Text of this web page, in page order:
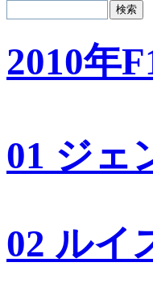
2010年
01 ジェ
02 ルイ